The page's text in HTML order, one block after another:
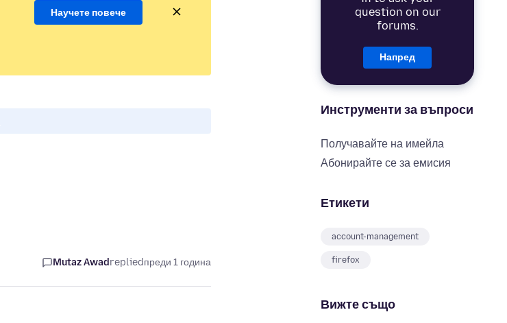
question on our
forums.
Напред
Инструменти за въпроси
Получавайте на имейла
Абонирайте се за емисия
Етикети
account-management
firefox
Вижте също
Научете повече
Mutaz Awadrepliedпреди 1 година